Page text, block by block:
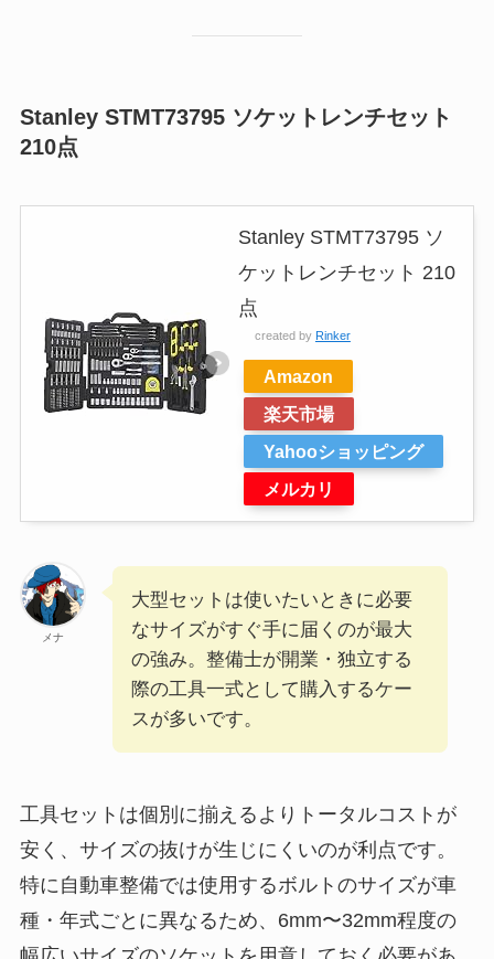
Stanley STMT73795 ソケットレンチセット
210点
Stanley STMT73795 ソ
ケットレンチセット 210
点
created by Rinker
Amazon
楽天市場
Yahooショッピング
メルカリ
メナ
大型セットは使いたいときに必要
なサイズがすぐ手に届くのが最大
の強み。整備士が開業・独立する
際の工具一式として購入するケー
スが多いです。
工具セットは個別に揃えるよりトータルコストが
安く、サイズの抜けが生じにくいのが利点です。
特に自動車整備では使用するボルトのサイズが車
種・年式ごとに異なるため、6mm〜32mm程度の